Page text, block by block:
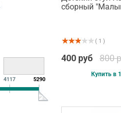
4117 5290
сборный
( 1 )
400 руб 800
Купить в